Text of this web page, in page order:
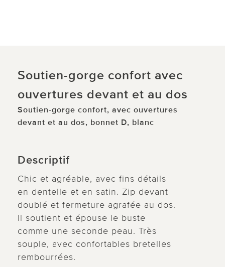
Soutien-gorge confort avec
ouvertures devant et au dos
Soutien-gorge confort, avec ouvertures
devant et au dos, bonnet D, blanc
Descriptif
Chic et agréable, avec fins détails
en dentelle et en satin. Zip devant
doublé et fermeture agrafée au dos.
Il soutient et épouse le buste
comme une seconde peau. Très
souple, avec confortables bretelles
rembourrées.